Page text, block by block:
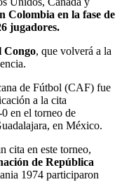
Colombia en la fase de
jugadores.
Congo, que volverá a la
de Fútbol (CAF) fue
a la cita
en el torneo de
en México.
cita en este torneo,
de República
1974 participaron